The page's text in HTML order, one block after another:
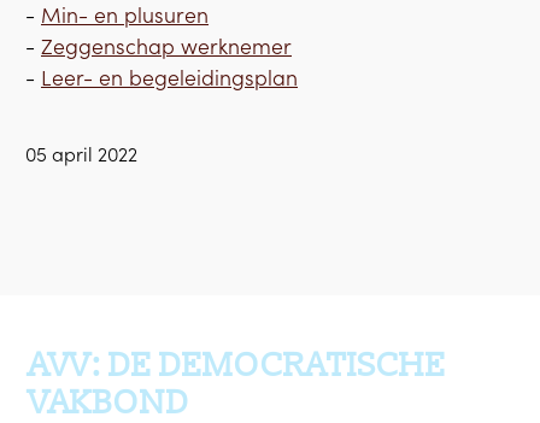
- Min- en plusuren
- Zeggenschap werknemer
- Leer- en begeleidingsplan
05 april 2022
AVV: DE DEMOCRATISCHE
VAKBOND